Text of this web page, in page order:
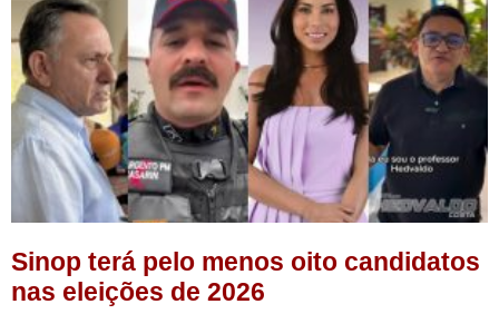
Sinop terá pelo menos oito candidatos
nas eleições de 2026